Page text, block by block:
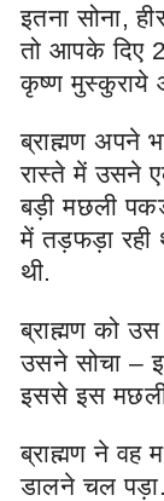
इतना सोना,
तो आपके दिए
कृष्ण मुस्कुराये
ब्राह्मण अपने
रास्ते में उसने
बड़ी मछली
में तड़फड़ा
थी.
ब्राह्मण को
उसने सोचा –
इससे इस मछली
ब्राह्मण ने वह
डालने चल पड़ा.